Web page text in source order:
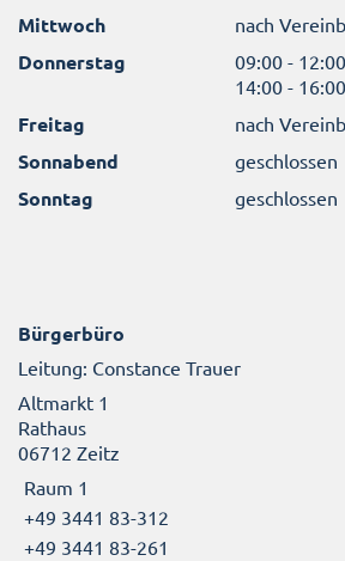
Mittwoch nach
Donnerstag
09:00 -
14:00 -
Freitag nach
Sonnabend geschlossen
Sonntag geschlossen
Bürgerbüro
Leitung: Constance Trauer
Altmarkt 1
Rathaus
06712 Zeitz
Raum 1
+49 3441 83-312
+49 3441 83-261